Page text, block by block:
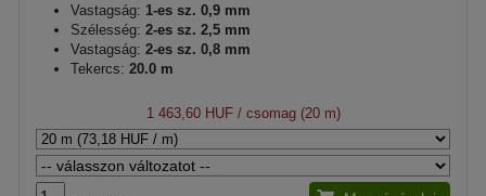
Vastagság: 1-es sz. 0,9 mm
Szélesség: 2-es sz. 2,5 mm
Vastagság: 2-es sz. 0,8 mm
Tekercs: 20.0 m
1 463,60 HUF/ csomag (20 m)